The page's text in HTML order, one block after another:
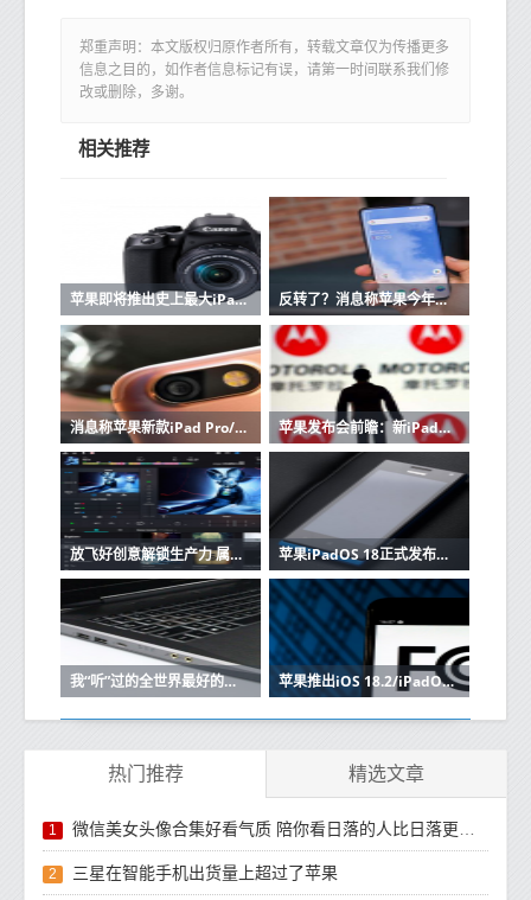
郑重声明：本文版权归原作者所有，转载文章仅为传播更多
信息之目的，如作者信息标记有误，请第一时间联系我们修
改或删除，多谢。
相关推荐
苹果即将推出史上最大iPad Air 搭配M2芯片+妙控键盘 反转了？消息称苹果今年不会发布12.9英寸iPad Air
消息称苹果新款iPad Pro/iPad Air或5月第二周发布 苹果发布会前瞻：新iPad是重头戏 还有Apple Pencil 3
放飞好创意解锁生产力 属于iPad家族的“大年”正式到来 苹果iPadOS 18正式发布：支持数学笔记计算器
我“听”过的全世界最好的MP3 现在被自动纠错成iPad 苹果推出iOS 18.2/iPadOS 18.2RC版本 新增多项功能
热门推荐 精选文章
1 微信美女头像合集好看气质 陪你看日落的人比日落更浪漫
2 三星在智能手机出货量上超过了苹果